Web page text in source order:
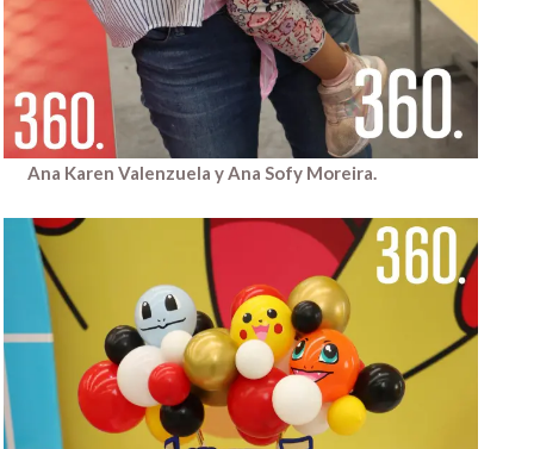
Ana Karen Valenzuela y Ana Sofy Moreira.